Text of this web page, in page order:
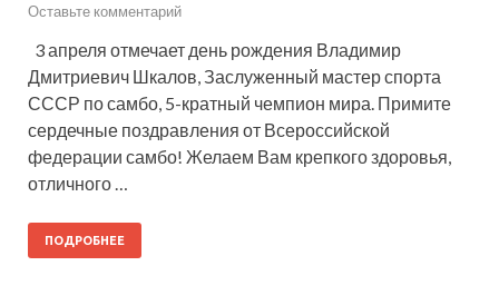
Оставьте комментарий
3 апреля отмечает день рождения Владимир
Дмитриевич Шкалов, Заслуженный мастер спорта
СССР по самбо, 5-кратный чемпион мира. Примите
сердечные поздравления от Всероссийской
федерации самбо! Желаем Вам крепкого здоровья,
отличного …
ПОДРОБНЕЕ